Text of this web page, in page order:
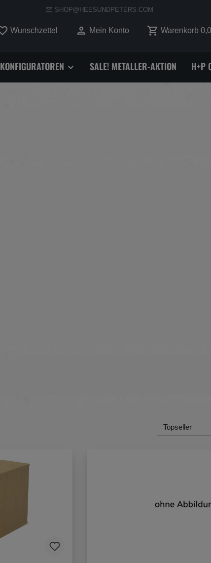
SHOP@HEESUNDPETERS.COM
Wunschzettel Du hast 0 Produkte auf dem Merkzettel
Mein Konto Warenkorb
KONFIGURATOREN SALE! METALLER-AKTION H+P